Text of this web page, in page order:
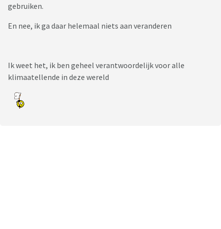
gebruiken.
En nee, ik ga daar helemaal niets aan veranderen
Ik weet het, ik ben geheel verantwoordelijk voor alle
klimaatellende in deze wereld